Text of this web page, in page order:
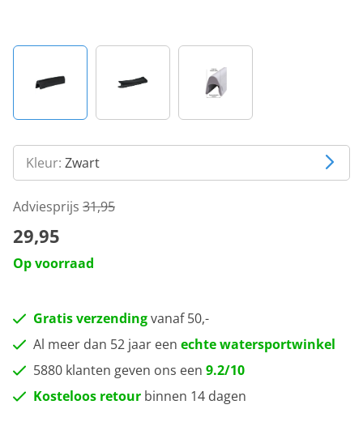
Kleur: Zwart
Adviesprijs 31,95
29,95
Op voorraad
Gratis verzendingvanaf 50,-
Al meer dan 52 jaar een echte watersportwinkel
5880 klanten geven ons een 9.2/10
Kosteloos retour binnen 14 dagen